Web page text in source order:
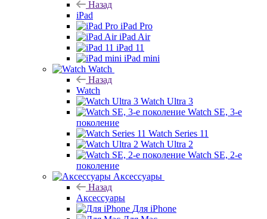
Назад
iPad
iPad Pro
iPad Air
iPad 11
iPad mini
Watch
Назад
Watch
Watch Ultra 3
Watch SE, 3-е
поколение
Watch Series 11
Watch Ultra 2
Watch SE, 2-е
поколение
Аксессуары
Назад
Аксессуары
Для iPhone